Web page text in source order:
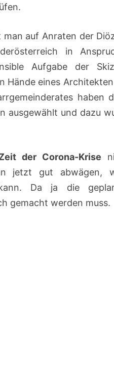
auf Anraten der
in
Aufgabe der
Hände eines
haben
ausgewählt und dazu
der Corona-Krise
jetzt gut abwägen,
Da ja die
gemacht werden muss.